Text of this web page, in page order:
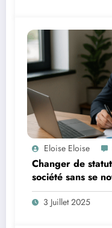
Eloise Eloise
Changer de
société sans se
3 Juillet 2025